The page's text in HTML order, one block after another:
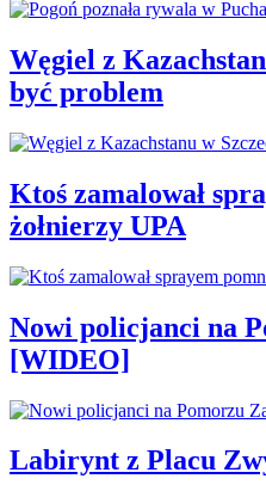
Węgiel z
być problem
Ktoś zamalował
żołnierzy UPA
Nowi policjanci na
[WIDEO]
Labirynt z Placu